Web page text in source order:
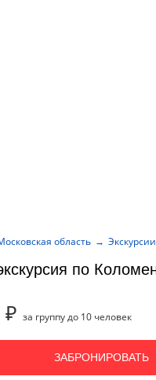
₽ за группу до 10 человек
ЗАБРОНИРОВАТЬ
по
область Экскурсии